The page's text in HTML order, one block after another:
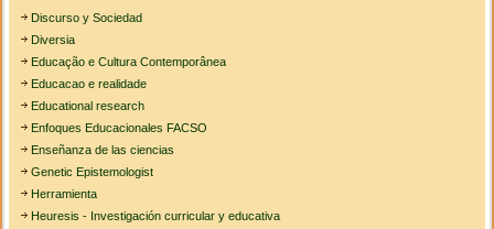
Discurso y Sociedad
Diversia
Educação e Cultura Contemporânea
Educacao e realidade
Educational research
Enfoques Educacionales FACSO
Enseñanza de las ciencias
Genetic Epistemologist
Herramienta
Heuresis - Investigación curricular y educativa